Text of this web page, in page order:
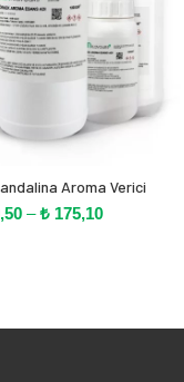
Aroma Verici
–₺ 175,10Fiyat